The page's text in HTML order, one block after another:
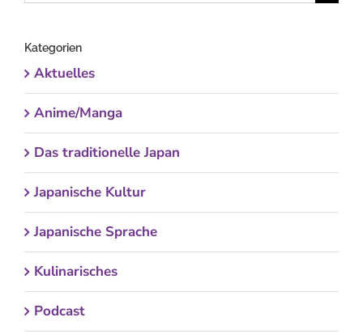
Kategorien
Aktuelles
Anime/Manga
Das traditionelle Japan
Japanische Kultur
Japanische Sprache
Kulinarisches
Podcast